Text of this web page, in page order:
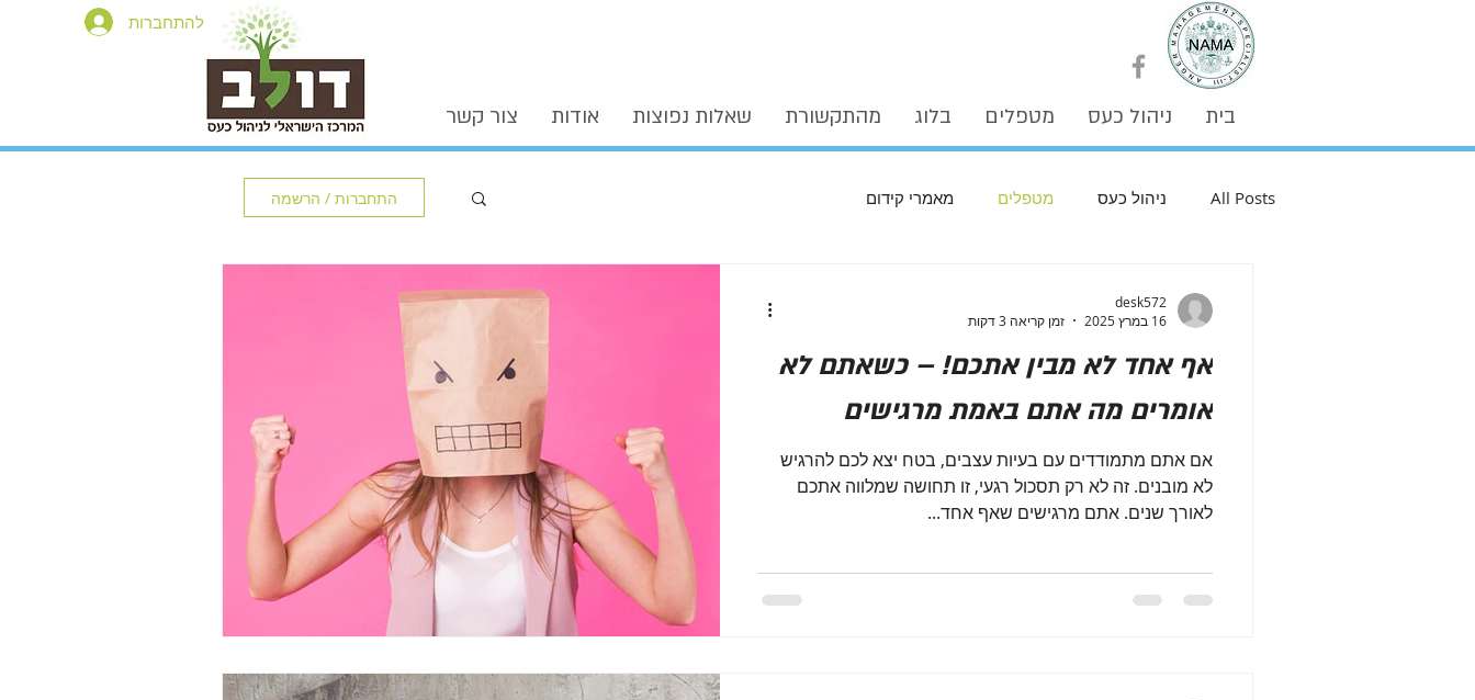
בית ניהול כעס מטפלים בלוג מהתקשורת שאלות נפוצות אודות צור קשר
להתחברות
All Posts ניהול כעס מטפלים מאמרי קידום התחברות / הרשמה
אף אחד לא מבין אתכם! – כשאתם לא
אומרים מה אתם באמת מרגישים
אם אתם מתמודדים עם בעיות עצבים, בטח יצא לכם להרגיש
לא מובנים. זה לא רק תסכול רגעי, זו תחושה שמלווה אתכם
לאורך שנים. אתם מרגישים שאף אחד...
desk572
16 במרץ 2025
זמן קריאה 3 דקות